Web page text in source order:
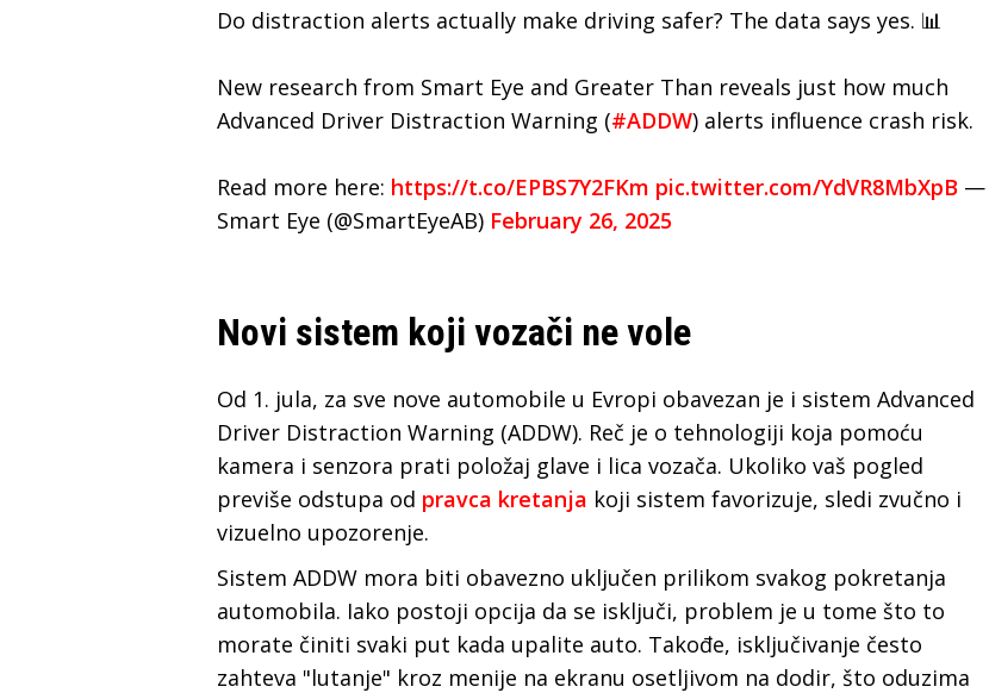
Do distraction alerts actually make driving safer? The data says yes. 📊
New research from Smart Eye and Greater Than reveals just how much
Advanced Driver Distraction Warning (#ADDW) alerts influence crash risk.
Read more here: https://t.co/EPBS7Y2FKm pic.twitter.com/YdVR8MbXpB —
Smart Eye (@SmartEyeAB) February 26, 2025
Novi sistem koji vozači ne vole
Od 1. jula, za sve nove automobile u Evropi obavezan je i sistem Advanced
Driver Distraction Warning (ADDW). Reč je o tehnologiji koja pomoću
kamera i senzora prati položaj glave i lica vozača. Ukoliko vaš pogled
previše odstupa od pravca kretanja koji sistem favorizuje, sledi zvučno i
vizuelno upozorenje.
Sistem ADDW mora biti obavezno uključen prilikom svakog pokretanja
automobila. Iako postoji opcija da se isključi, problem je u tome što to
morate činiti svaki put kada upalite auto. Takođe, isključivanje često
zahteva "lutanje" kroz menije na ekranu osetljivom na dodir, što oduzima